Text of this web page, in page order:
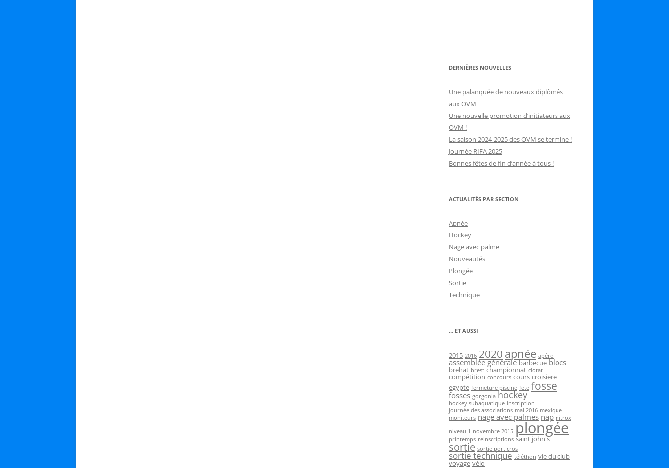
DERNIÈRES NOUVELLES
Une palanquée de nouveaux diplômés
aux OVM
Une nouvelle promotion d’initiateurs aux
OVM !
La saison 2024-2025 des OVM se termine !
Journée RIFA 2025
Bonnes fêtes de fin d’année à tous !
ACTUALITÉS PAR SECTION
Apnée
Hockey
Nage avec palme
Nouveautés
Plongée
Sortie
Technique
… ET AUSSI
2015 2016 2020 apnée apéro
assemblée générale barbecue blocs
brehat brest championnat ciotat
compétition concours cours croisiere
egypte fermeture piscine fete fosse
fosses gorgonia hockey
hockey subaquatique inscription
journée des associations mai 2016 mexique
moniteurs nage avec palmes nap nitrox
niveau 1 novembre 2015 plongée
printemps reinscriptions saint john's
sortie sortie port cros
sortie technique téléthon vie du club
voyage vélo